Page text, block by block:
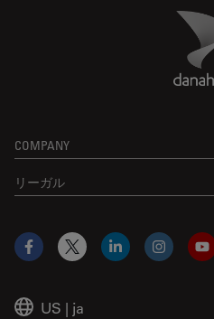
COMPANY
リーガル
US | ja
Facebook
X LinkedIn